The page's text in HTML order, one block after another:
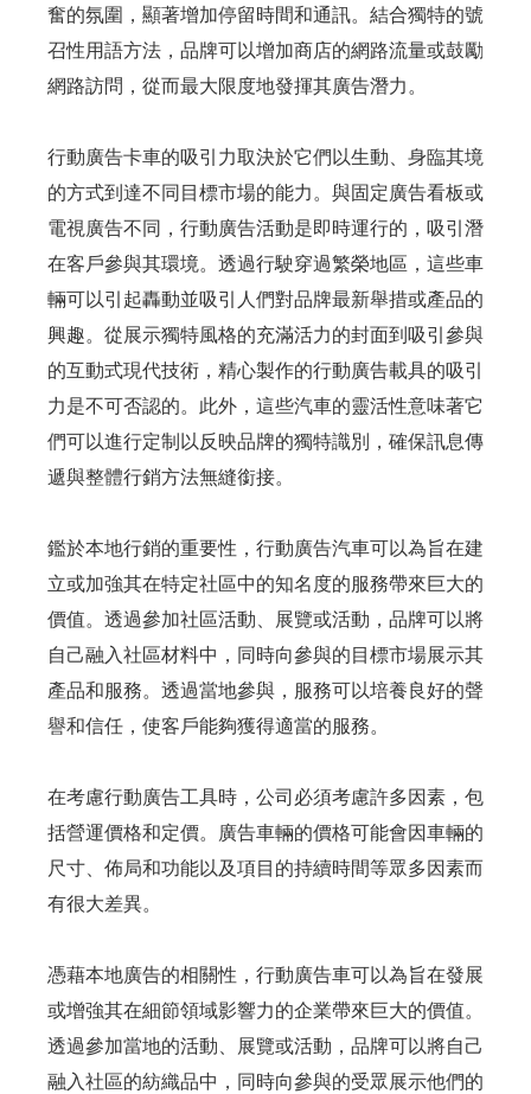
奮的氛圍，顯著增加停留時間和通訊。結合獨特的號
召性用語方法，品牌可以增加商店的網路流量或鼓勵
網路訪問，從而最大限度地發揮其廣告潛力。
行動廣告卡車的吸引力取決於它們以生動、身臨其境
的方式到達不同目標市場的能力。與固定廣告看板或
電視廣告不同，行動廣告活動是即時運行的，吸引潛
在客戶參與其環境。透過行駛穿過繁榮地區，這些車
輛可以引起轟動並吸引人們對品牌最新舉措或產品的
興趣。從展示獨特風格的充滿活力的封面到吸引參與
的互動式現代技術，精心製作的行動廣告載具的吸引
力是不可否認的。此外，這些汽車的靈活性意味著它
們可以進行定制以反映品牌的獨特識別，確保訊息傳
遞與整體行銷方法無縫銜接。
鑑於本地行銷的重要性，行動廣告汽車可以為旨在建
立或加強其在特定社區中的知名度的服務帶來巨大的
價值。透過參加社區活動、展覽或活動，品牌可以將
自己融入社區材料中，同時向參與的目標市場展示其
產品和服務。透過當地參與，服務可以培養良好的聲
譽和信任，使客戶能夠獲得適當的服務。
在考慮行動廣告工具時，公司必須考慮許多因素，包
括營運價格和定價。廣告車輛的價格可能會因車輛的
尺寸、佈局和功能以及項目的持續時間等眾多因素而
有很大差異。
憑藉本地廣告的相關性，行動廣告車可以為旨在發展
或增強其在細節領域影響力的企業帶來巨大的價值。
透過參加當地的活動、展覽或活動，品牌可以將自己
融入社區的紡織品中，同時向參與的受眾展示他們的